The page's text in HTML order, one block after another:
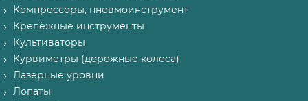
Компрессоры, пневмоинструмент
Крепёжные инструменты
Культиваторы
Курвиметры (дорожные колеса)
Лазерные уровни
Лопаты